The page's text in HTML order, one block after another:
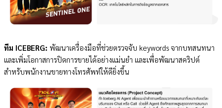
ทีม ICEBERG: พัฒนาเครื่องมือที่ช่วยตรวจจับ keywords จากบทสนทนา
และเพิ่มโอกาสการปิดการขายได้อย่างแม่นยำ และเพื่อพัฒนาสคริปต์
สำหรับพนักงานขายทางโทรศัพท์ให้ดียิ่งขึ้น